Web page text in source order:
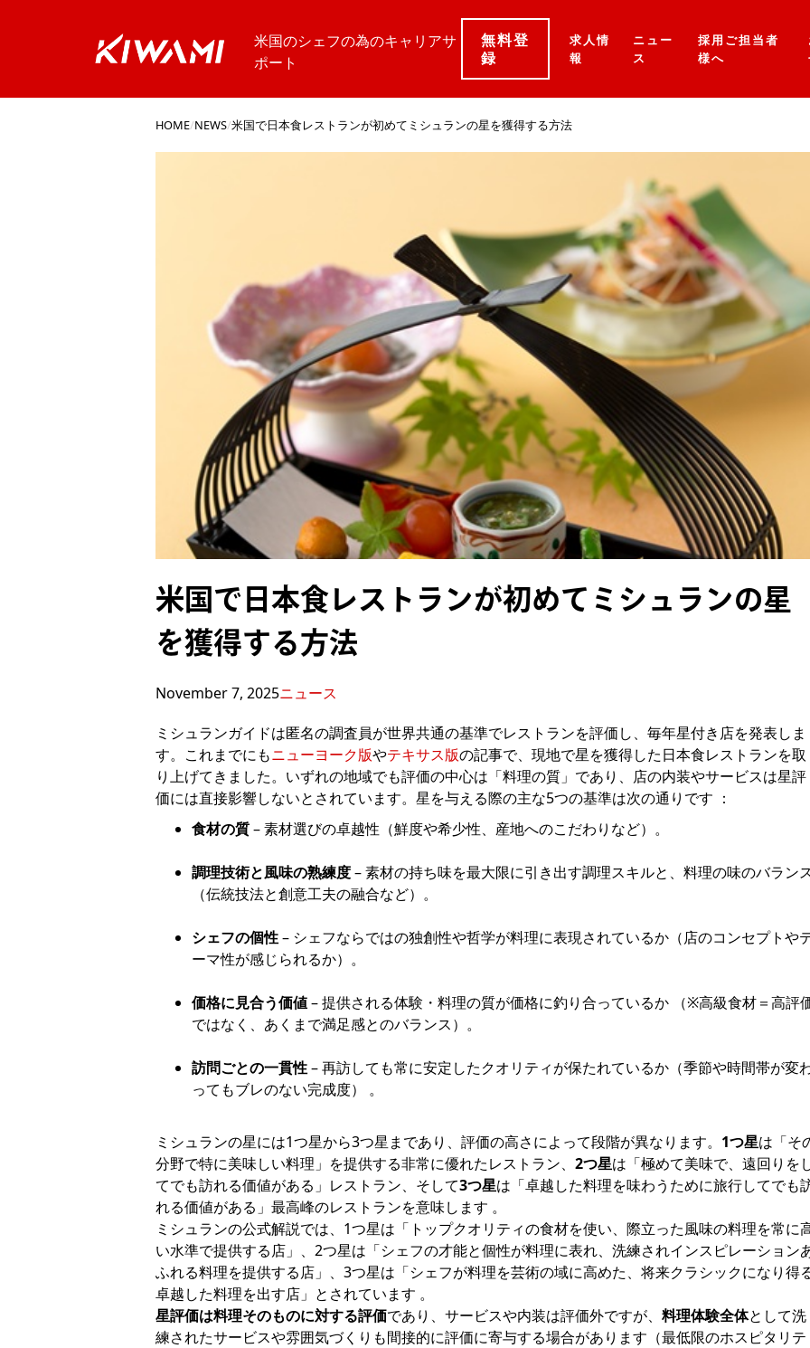
米国のシェフの為のキャリアサ
ポート
無料登
録
求人情
報
ニュー
ス
採用ご担当者
様へ
HOME/NEWS/米国で日本食レストランが初めてミシュランの星を獲得する方法
米国で日本食レストランが初めてミシュランの星
を獲得する方法
November 7, 2025ニュース
ミシュランガイドは匿名の調査員が世界共通の基準でレストランを評価し、毎年星付き店を発表しま
す。これまでにもニューヨーク版やテキサス版の記事で、現地で星を獲得した日本食レストランを取
り上げてきました。いずれの地域でも評価の中心は「料理の質」であり、店の内装やサービスは星評
価には直接影響しないとされています。星を与える際の主な5つの基準は次の通りです ：
食材の質– 素材選びの卓越性（鮮度や希少性、産地へのこだわりなど）。
調理技術と風味の熟練度– 素材の持ち味を最大限に引き出す調理スキルと、料理の味のバラン
（伝統技法と創意工夫の融合など）。
シェフの個性– シェフならではの独創性や哲学が料理に表現されているか（店のコンセプトや
ーマ性が感じられるか）。
価格に見合う価値– 提供される体験・料理の質が価格に釣り合っているか （※高級食材＝高評
ではなく、あくまで満足感とのバランス）。
訪問ごとの一貫性– 再訪しても常に安定したクオリティが保たれているか（季節や時間帯が変
ってもブレのない完成度） 。
ミシュランの星には1つ星から3つ星まであり、評価の高さによって段階が異なります。 1つ星は「そ
分野で特に美味しい料理」を提供する非常に優れたレストラン、 2つ星は「極めて美味で、遠回りを
てでも訪れる価値がある」レストラン、そして3つ星は「卓越した料理を味わうために旅行してでも
れる価値がある」最高峰のレストランを意味します 。
ミシュランの公式解説では、1つ星は「トップクオリティの食材を使い、際立った風味の料理を常に
い水準で提供する店」、2つ星は「シェフの才能と個性が料理に表れ、洗練されインスピレーション
ふれる料理を提供する店」、3つ星は「シェフが料理を芸術の域に高めた、将来クラシックになり得
卓越した料理を出す店」とされています 。
星評価は料理そのものに対する評価であり、サービスや内装は評価外ですが、 料理体験全体として洗
練されたサービスや雰囲気づくりも間接的に評価に寄与する場合があります（最低限のホスピタリテ